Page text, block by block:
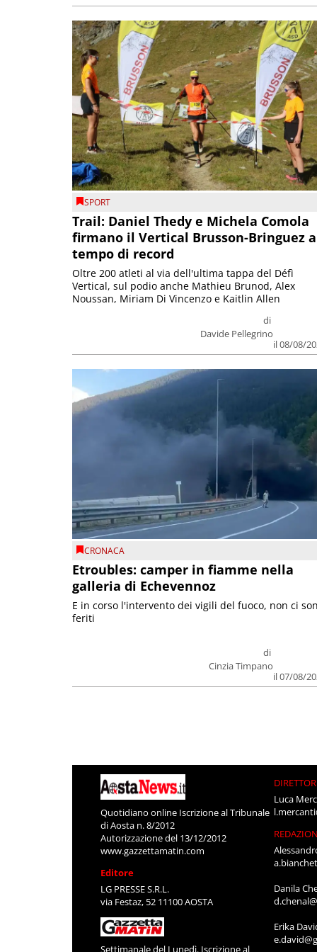
SPORT
Trail: Daniel Thedy e Michela Comola
firmano il Vertical Brusson-Bringuez a
tempo di record
di
Davide Pellegrino
il 08/08/
Oltre 200 atleti al via dell'ultima tappa del Défì
Vertical, sul podio anche Mathieu Brunod, Alex
Noussan, Miriam Di Vincenzo e Kaitlin Allen
CRONACA
Etroubles: camper in fiamme nella
galleria di Echevennoz
di
Cinzia Timpano
il 07/08/
E in corso l'intervento dei vigili del fuoco, non ci
feriti
Quotidiano online Iscrizione al Tribunale
di Aosta n. 8/2012
Autorizzazione del 13/12/2012
www.gazzettamatin.com
Editore
LG PRESSE S.R.L.
via Festaz, 52 11100 AOSTA
Settimanale del Lunedì. Iscrizione al
Luca
Danila
Erika